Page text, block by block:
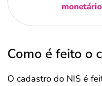
Como é feito o
O cadastro do NIS é